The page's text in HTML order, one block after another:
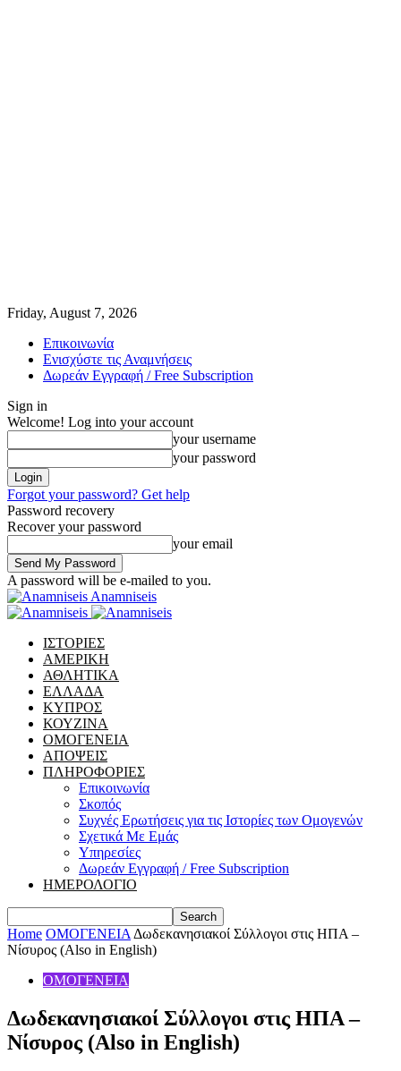
Friday, August 7, 2026
Επικοινωνία
Ενισχύστε τις Αναμνήσεις
Δωρεάν Εγγραφή / Free Subscription
Sign in
Welcome! Log into your account
your username
your password
Forgot your password? Get help
Password recovery
Recover your password
your email
A password will be e-mailed to you.
Anamniseis
ΙΣΤΟΡΙΕΣ
ΑΜΕΡΙΚΗ
ΑΘΛΗΤΙΚΑ
ΕΛΛΑΔΑ
ΚΥΠΡΟΣ
ΚΟΥΖΙΝΑ
ΟΜΟΓΕΝΕΙΑ
ΑΠΟΨΕΙΣ
ΠΛΗΡΟΦΟΡΙΕΣ
Επικοινωνία
Σκοπός
Συχνές Ερωτήσεις για τις Ιστορίες των Ομογενών
Σχετικά Με Εμάς
Υπηρεσίες
Δωρεάν Εγγραφή / Free Subscription
ΗΜΕΡΟΛΟΓΙΟ
Home ΟΜΟΓΕΝΕΙΑ Δωδεκανησιακοί Σύλλογοι στις ΗΠΑ –
Νίσυρος (Also in English)
ΟΜΟΓΕΝΕΙΑ
Δωδεκανησιακοί Σύλλογοι στις ΗΠΑ –
Νίσυρος (Also in English)